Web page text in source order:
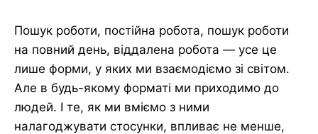
Пошук роботи, постійна робота, пошук роботи
на повний день, віддалена робота — усе це
лише форми, у яких ми взаємодіємо зі світом.
Але в будь-якому форматі ми приходимо до
людей. І те, як ми вміємо з ними
налагоджувати стосунки, впливає не менше,